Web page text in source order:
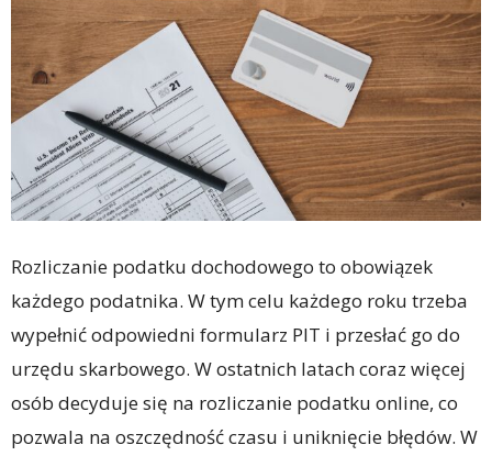
Rozliczanie podatku dochodowego to obowiązek
każdego podatnika. W tym celu każdego roku trzeba
wypełnić odpowiedni formularz PIT i przesłać go do
urzędu skarbowego. W ostatnich latach coraz więcej
osób decyduje się na rozliczanie podatku online, co
pozwala na oszczędność czasu i uniknięcie błędów. W